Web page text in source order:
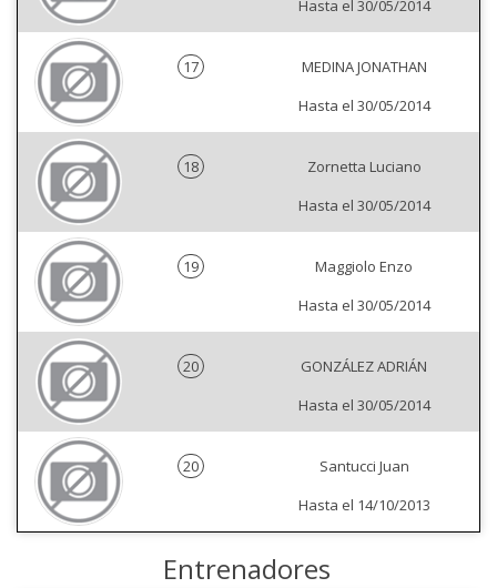
Hasta el 30/05/2014
17
MEDINA JONATHAN
Hasta el 30/05/2014
18
Zornetta Luciano
Hasta el 30/05/2014
19
Maggiolo Enzo
Hasta el 30/05/2014
20
GONZÁLEZ ADRIÁN
Hasta el 30/05/2014
20
Santucci Juan
Hasta el 14/10/2013
Entrenadores